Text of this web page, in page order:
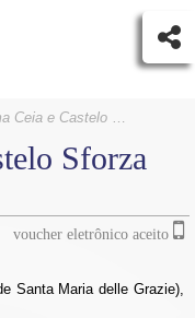
Última Ceia e Castelo Sforza
Sforza
voucher eletrônico aceito
Santa Maria delle Grazie),